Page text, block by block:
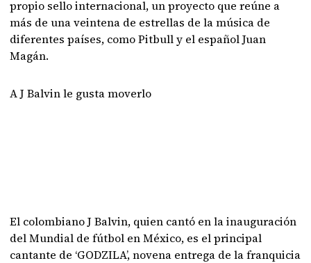
propio sello internacional, un proyecto que reúne a
más de una veintena de estrellas de la música de
diferentes países, como Pitbull y el español Juan
Magán.
A J Balvin le gusta moverlo
El colombiano J Balvin, quien cantó en la inauguración
del Mundial de fútbol en México, es el principal
cantante de ‘GODZILA’, novena entrega de la franquicia